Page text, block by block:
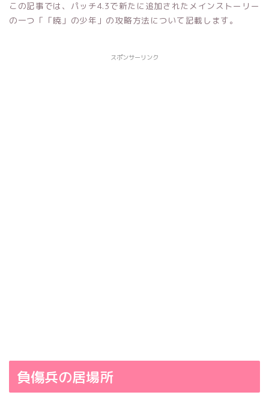
この記事では、パッチ4.3で新たに追加されたメインストーリー
の一つ「「暁」の少年」の攻略方法について記載します。
スポンサーリンク
負傷兵の居場所